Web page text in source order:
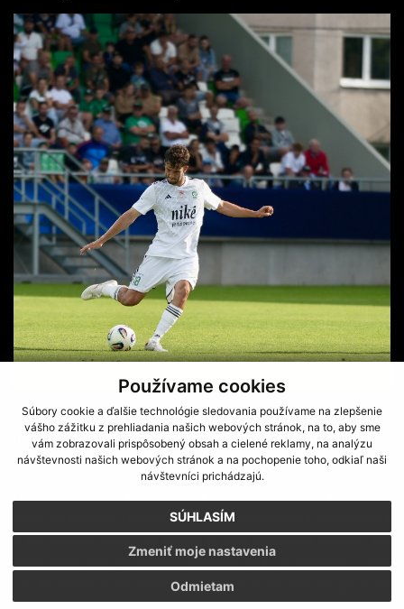
Používame cookies
Súbory cookie a ďalšie technológie sledovania používame na zlepšenie
vášho zážitku z prehliadania našich webových stránok, na to, aby sme
vám zobrazovali prispôsobený obsah a cielené reklamy, na analýzu
návštevnosti našich webových stránok a na pochopenie toho, odkiaľ naši
návštevníci prichádzajú.
SÚHLASÍM
Odmietam
Zmeniť moje nastavenia
Ako odchovanec Viktorie Plzeň mal v sezóne 2018/2019
možnosť zahrať si v mládežníckej edícii Ligy majstrov proti
tímom AS Rím, CSKA Moskva i Real Madrid.
opcie na prestup. Uviedol, že sa chvíľu rozhodoval, keďže má 1
a pol ročného syna, ale keďže to bola zaujímavá ponuka, tak
prijal výzvu hrať za najstarší futbalový klub na Slovensku. Sám
vie, že sezóna bude náročná, no nezabudol dodať, že liga bude